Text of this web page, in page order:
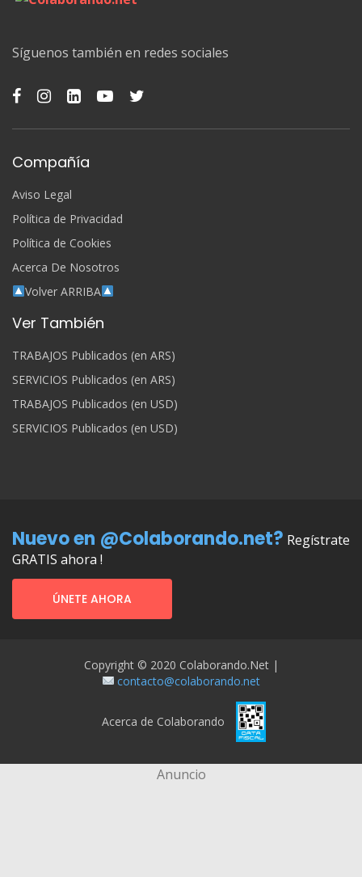
Síguenos también en redes sociales
Compañía
Aviso Legal
Política de Privacidad
Política de Cookies
Acerca De Nosotros
Volver ARRIBA
Ver También
TRABAJOS Publicados (en ARS)
SERVICIOS Publicados (en ARS)
TRABAJOS Publicados (en USD)
SERVICIOS Publicados (en USD)
Nuevo en @Colaborando.net? Regístrate
GRATIS ahora !
ÚNETE AHORA
Copyright © 2020 Colaborando.net |
contacto@colaborando.net
Acerca de Colaborando
Anuncio